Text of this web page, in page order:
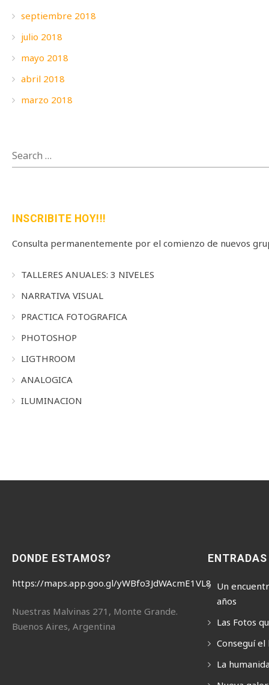
septiembre 2018
julio 2018
mayo 2018
abril 2018
marzo 2018
SEARCH
INSCRIBITE HOY!!!
Consulta permanentemente por el comienzo de nuevos
TALLERES ANUALES: 3 NIVELES
NARRATIVA VISUAL
PRACTICA FOTOGRAFICA
PHOTOSHOP
LIGTHROOM
ANALOGICA
ILUMINACION
DONDE ESTAMOS?
https://maps.app.goo.gl/yWBfo3JdWAcmE1VL8
Nuestras Malvinas 271, Monte Grande.
Buenos Aires, Argentina
Un
años
Las Fotos
Conseguí
La